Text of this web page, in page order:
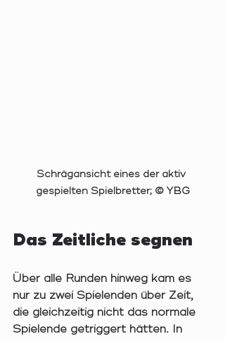
Schrägansicht eines der aktiv
gespielten Spielbretter; © YBG
Das Zeitliche segnen
Über alle Runden hinweg kam es
nur zu zwei Spielenden über Zeit,
die gleichzeitig nicht das normale
Spielende getriggert hätten. In